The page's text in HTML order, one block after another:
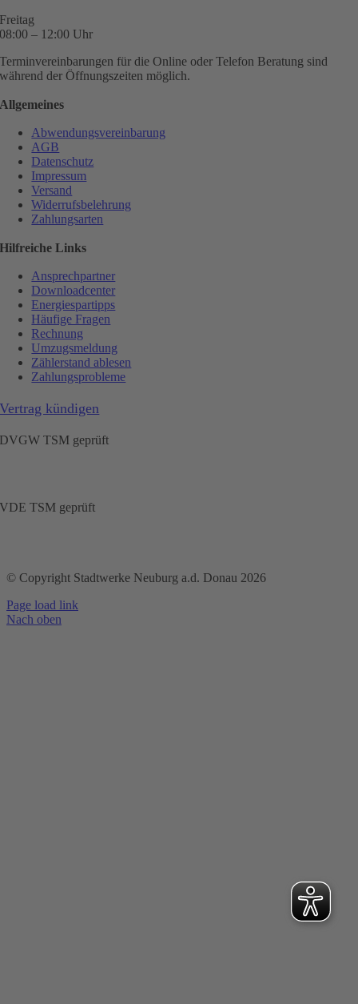
Freitag
08:00 – 12:00 Uhr
Terminvereinbarungen für die Online oder Telefon Beratung sind
während der Öffnungszeiten möglich.
Allgemeines
Abwendungsvereinbarung
AGB
Datenschutz
Impressum
Versand
Widerrufsbelehrung
Zahlungsarten
Hilfreiche Links
Ansprechpartner
Downloadcenter
Energiespartipps
Häufige Fragen
Rechnung
Umzugsmeldung
Zählerstand ablesen
Zahlungsprobleme
Vertrag kündigen
DVGW TSM geprüft
VDE TSM geprüft
© Copyright Stadtwerke Neuburg a.d. Donau 2026
Page load link
Nach oben